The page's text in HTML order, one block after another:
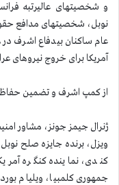
و شخصیتهای عالیرتبه
نوبل، شخصیتهای مدافع
آمریکا برای خروج نیروهای
از کمپ اشرف و تضمین
ویزل، برنده جایزه صلح
جمهوری کلمبیا، ویلیام